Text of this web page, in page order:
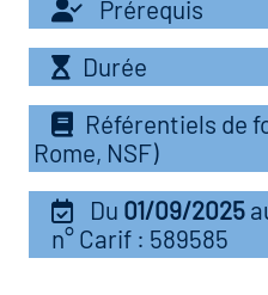
lieu d'information ou
du secteur
de l'Industrie
emploi-formation
Prérequis
Durée
Référentiels de
Rome, NSF)
Du 01/09/2025
n° Carif : 589585